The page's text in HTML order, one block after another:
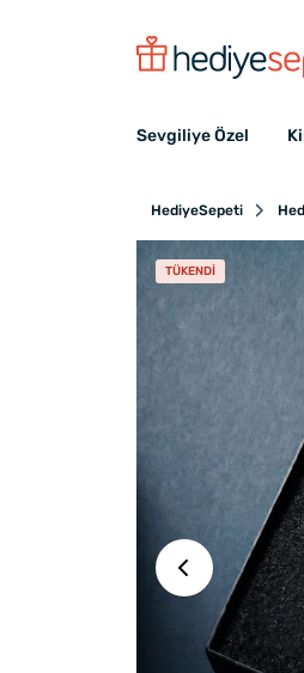
Sevgiliye Özel
HediyeSepeti
TÜKENDI